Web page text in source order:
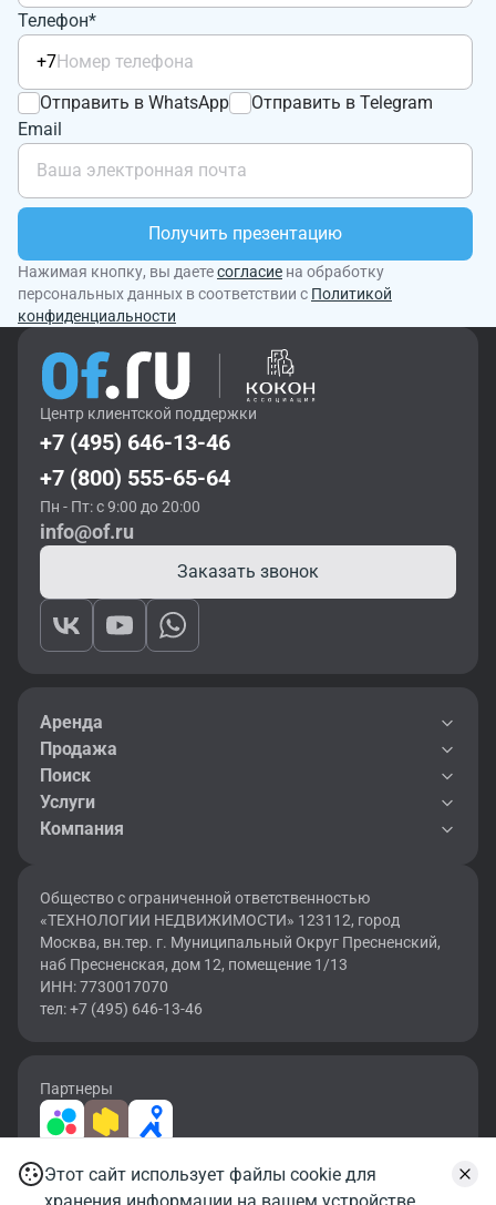
Телефон*
+7
Отправить в WhatsApp
Отправить в Telegram
Email
Получить презентацию
Нажимая кнопку, вы даетесогласие на обработку
персональных данных в соответствии с Политикой
конфиденциальности
Записаться на просмотр
Центр клиентской поддержки
+7 (495) 646-13-46
+7 (800) 555-65-64
Пн - Пт: с 9:00 до 20:00
info@of.ru
Заказать звонок
Аренда
Продажа
Поиск
Услуги
Компания
Общество с ограниченной ответственностью
«ТЕХНОЛОГИИ НЕДВИЖИМОСТИ» 123112, город
Москва, вн.тер. г. Муниципальный Округ Пресненский,
наб Пресненская, дом 12, помещение 1/13
ИНН: 7730017070
тел: +7 (495) 646-13-46
Партнеры
2026 © OF.RU | Все права защищены.
Этот сайт использует файлы cookie для